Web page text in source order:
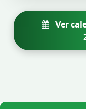
Ver